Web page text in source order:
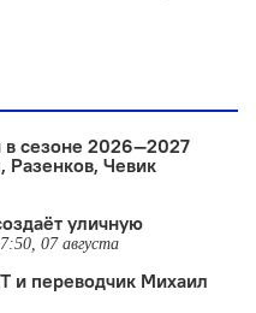
в сезоне 2026—2027
Разенков, Чевик
уличную
07 августа
и переводчик Михаил